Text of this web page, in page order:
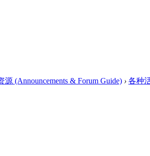
(Announcements & Forum Guide) › 各种